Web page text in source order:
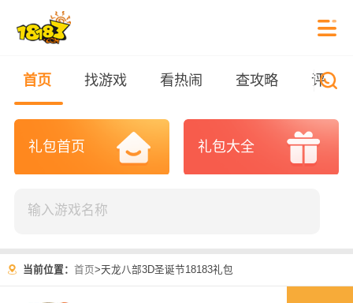
首页 找游戏 看热闹 查攻略 评测
礼包首页 礼包大全
当前位置：首页>天龙八部3D圣诞节18183礼包